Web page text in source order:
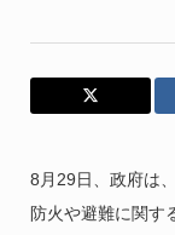
8月29日、政府は
防火や避難に関す